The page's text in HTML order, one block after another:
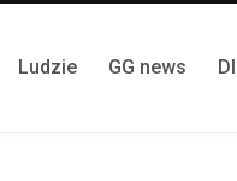
Ludzie GG news